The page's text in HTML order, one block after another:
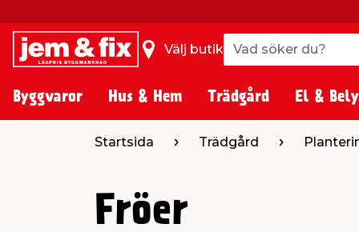
Välj butik Vad söker du?
Vad söker du?
Byggvaror Hus & Hem Trädgård El &
Startsida Trädgård
Fröer